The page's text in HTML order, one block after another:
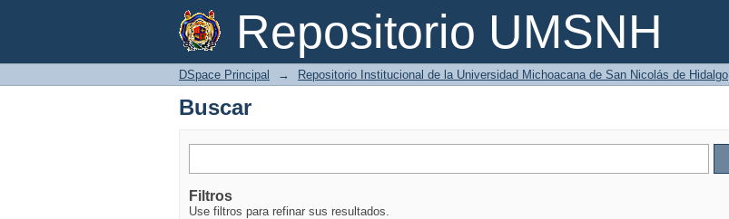
Repositorio UMSNH
Buscar
DSpace Principal → Repositorio Institucional de la Universidad Michoacana de San Nicolás de Hidalgo
Buscar
Filtros
Use filtros para refinar sus resultados.